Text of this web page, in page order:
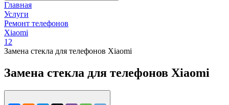
Главная
Услуги
Ремонт телефонов
Xiaomi
12
Замена стекла для телефонов Xiaomi
Замена стекла для телефонов Xiaomi